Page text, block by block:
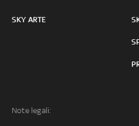
SKY ARTE
Note legali: